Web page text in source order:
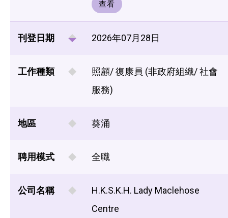
查看
刊登日期 2026年07月28日
工作種類
照顧/ 復康員 (非政府組織/ 社會
服務)
地區 葵涌
聘用模式 全職
公司名稱
H.K.S.K.H. Lady Maclehose
Centre